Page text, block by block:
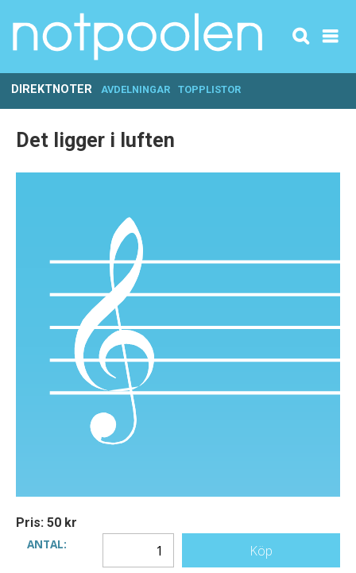
DIREKTNOTER AVDELNINGAR TOPPLISTOR
Det ligger i luften
Pris: 50 kr
ANTAL:
Köp